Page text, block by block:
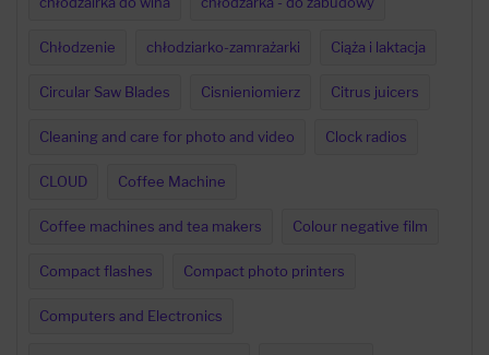
Chłodzenie chłodziarko-zamrażarki Ciąża i laktacja
Circular Saw Blades Cisnieniomierz Citrus juicers
Cleaning and care for photo and video Clock radios
CLOUD Coffee Machine
Coffee machines and tea makers Colour negative film
Compact flashes Compact photo printers
Computers and Electronics